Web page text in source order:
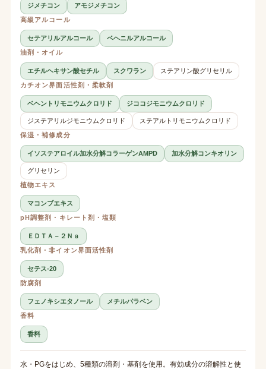
ジメチコン
アモジメチコン
高級アルコール
セテアリルアルコール
ベヘニルアルコール
油剤・オイル
エチルヘキサン酸セチル スクワラン
ステアリン酸グリセリル
カチオン界面活性剤・柔軟剤
ベヘントリモニウムクロリド ジココジモニウムクロリド
ジステアリルジモニウムクロリド
ステアルトリモニウムクロリド
保湿・補修成分
イソステアロイル加水分解コラーゲンAMPD 加水分解コンキオリン
グリセリン
植物エキス
マコンブエキス
pH調整剤・キレート剤・塩類
ＥＤＴＡ－２Ｎａ
乳化剤・非イオン界面活性剤
セテス-20
防腐剤
フェノキシエタノール
メチルパラベン
香料
香料
水・PGをはじめ、5種類の溶剤・基剤を使用。有効成分の溶解性と使